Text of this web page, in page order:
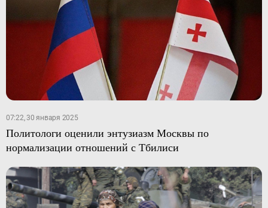
07:22, 30 января 2025
Политологи оценили энтузиазм Москвы по
нормализации отношений с Тбилиси